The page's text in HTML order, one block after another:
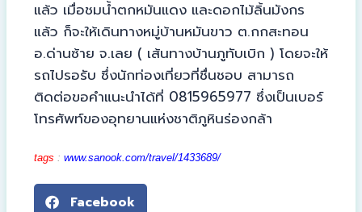
แล้ว เมื่อชมน้ำตกหมันแดง และดอกไม้ลิ้นมังกร
แล้ว ก็จะให้เดินทางหมู่บ้านหมันขาว ต.กกสะทอน
อ.ด่านซ้าย จ.เลย ( เส้นทางบ้านภูทับเบิก ) โดยจะให้
รถไปรอรับ ซึ่งนักท่องเที่ยวที่ชื่นชอบ สามารถ
ติดต่อขอคำแนะนำได้ที่ 0815965977 ซึ่งเป็นเบอร์
โทรศัพท์ของอุทยานแห่งชาติภูหินร่องกล้า
tags : www.sanook.com/travel/1433689/
Facebook